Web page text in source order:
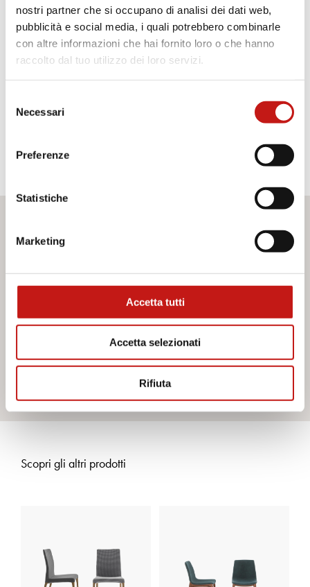
nostri partner che si occupano di analisi dei dati web,
pubblicità e social media, i quali potrebbero combinarle
con altre informazioni che hai fornito loro o che hanno
raccolto dal tuo utilizzo dei loro servizi.
delNecessari
Preferenze
Statistiche
Marketing
Accetta tutti
Accetta selezionati
Rifiuta
Tessuto Kimono Tessuto Bouclé
Velluto Vega Ecopelle
Pelle Fiore
di cui hai bisogno. Compila il modulo di contatto e
saremo lieti di rispondere a tutte le tue domande.
Scopri gli altri prodotti